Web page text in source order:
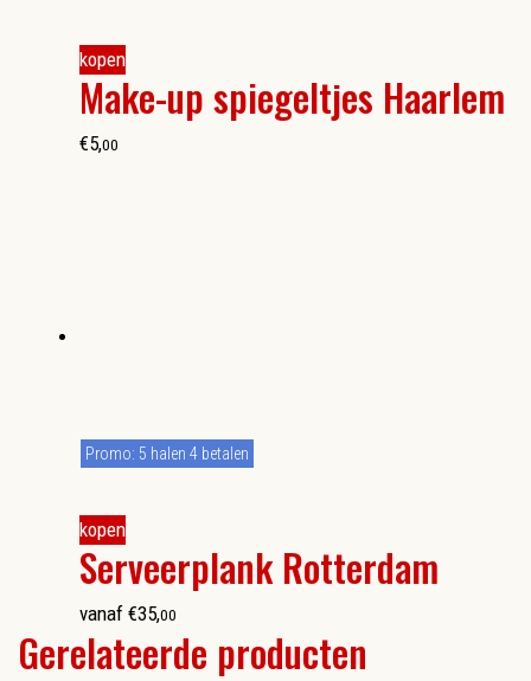
kopen
Make-up spiegeltjes Haarlem
€5,00
kopen
Serveerplank Rotterdam
Promo: 5 halen 4 betalen
vanaf €35,00
Gerelateerde producten